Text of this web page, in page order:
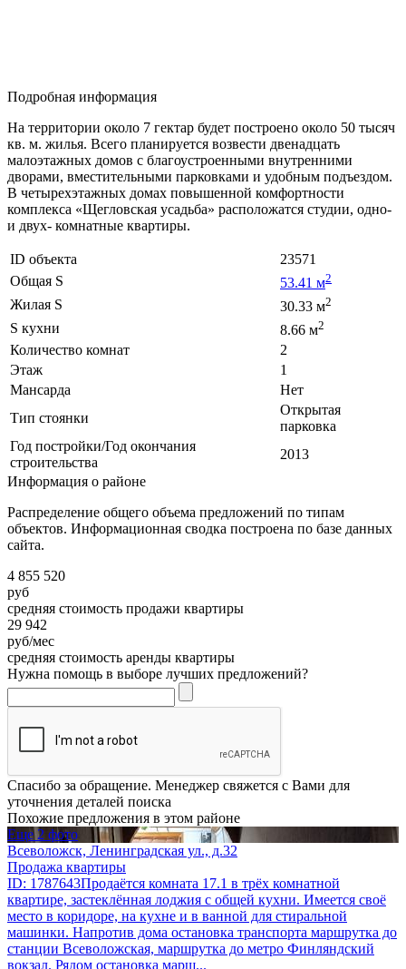
Подробная информация
На территории около 7 гектар будет построено около 50 тысяч
кв. м. жилья. Всего планируется возвести двенадцать
малоэтажных домов с благоустроенными внутренними
дворами, вместительными парковками и удобным подъездом.
В четырехэтажных домах повышенной комфортности
комплекса «Щегловская усадьба» расположатся студии, одно-
и двух- комнатные квартиры.
ID объекта
23571
Общая S
53.41 м2
Жилая S 30.33 м2
S кухни 8.66 м2
Количество комнат
2
Этаж
1
Мансарда
Нет
Тип стоянки
Открытая
парковка
Год постройки/Год окончания
строительства
2013
Информация о районе
Распределение общего объема предложений по типам
объектов. Информационная сводка построена по базе данных
сайта.
4 855 520
руб
средняя стоимость продажи квартиры
29 942
руб/мес
средняя стоимость аренды квартиры
Нужна помощь в выборе лучших предложений?
Спасибо за обращение. Менеджер свяжется с Вами для
уточнения деталей поиска
Похожие предложения в этом районе
Еще 2 фото
Всеволожск, Ленинградская ул., д.32
Продажа квартиры
ID: 1787643Продаётся комната 17.1 в трёх комнатной
квартире, застеклённая лоджия с общей кухни. Имеется своё
место в коридоре, на кухне и в ванной для стиральной
машинки. Напротив дома остановка транспорта маршрутка до
станции Всеволожская, маршрутка до метро Финляндский
вокзал. Рядом остановка марш...